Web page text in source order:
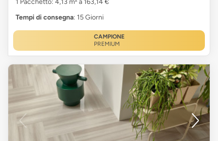
1 Pacchetto: 4,13 m² a 163,14 €
Tempi di consegna: 15 Giorni
CAMPIONE
PREMIUM